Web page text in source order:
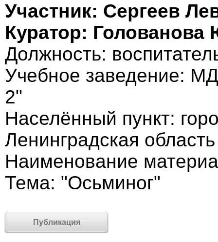
Участник: Сергеев
Куратор: Голованова
Должность:
Учебное заведение:
2"
Населённый пункт:
Ленинградская область
Наименование
Тема: "Осьминог"
Публикация